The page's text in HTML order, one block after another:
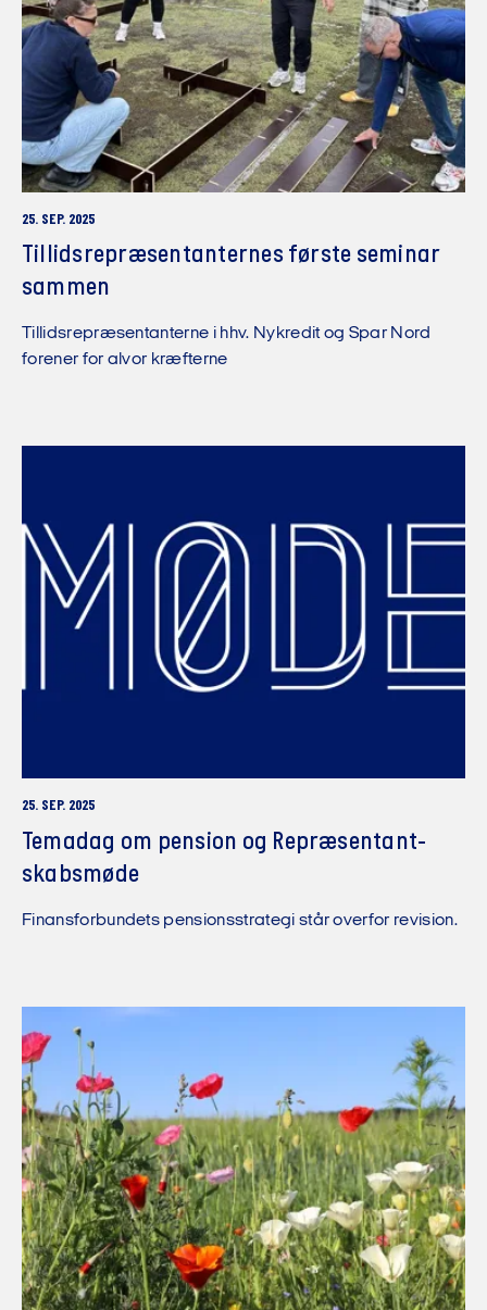
25. SEP. 2025
Tillids­repræsen­tant­ernes første seminar
sammen
Tillidsrepræsentanterne i hhv. Nykredit og Spar Nord
forener for alvor kræfterne
25. SEP. 2025
Temadag om pension og Re­præ­sen­tant­
skabs­møde
Finansforbundets pensionsstrategi står overfor revision.